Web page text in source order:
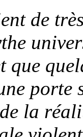
de
que
porte
la